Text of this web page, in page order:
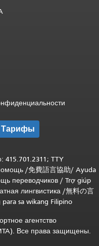
Тарифы
415.701.2311; TTY
/免費語言協助/ Ayuda
переводчиков / Trợ giúp
лингвистика /無料の言
sa wikang Filipino
агентство
Все права защищены.